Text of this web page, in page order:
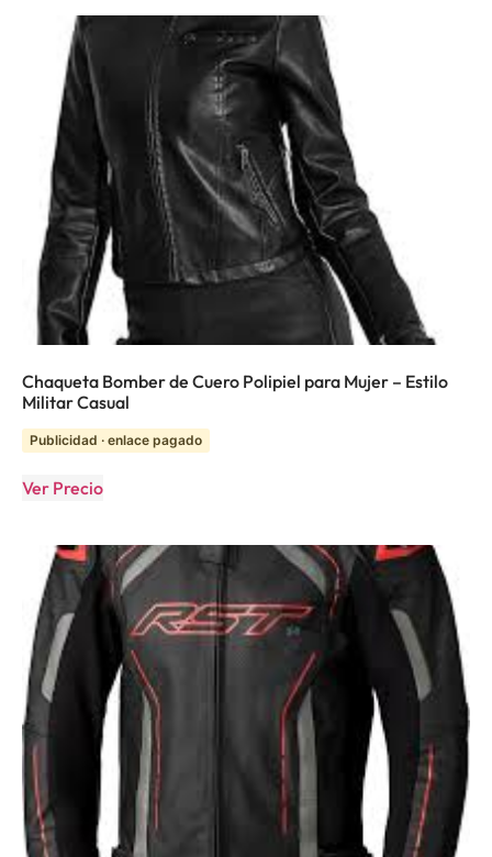
Chaqueta Bomber de Cuero Polipiel para Mujer – Estilo
Militar Casual
Publicidad · enlace pagado
Ver Precio